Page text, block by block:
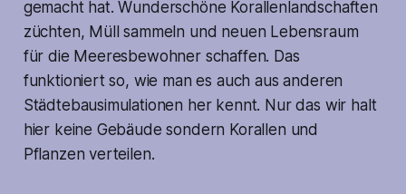
gemacht hat. Wunderschöne Korallenlandschaften
züchten, Müll sammeln und neuen Lebensraum
für die Meeresbewohner schaffen. Das
funktioniert so, wie man es auch aus anderen
Städtebausimulationen her kennt. Nur das wir halt
hier keine Gebäude sondern Korallen und
Pflanzen verteilen.